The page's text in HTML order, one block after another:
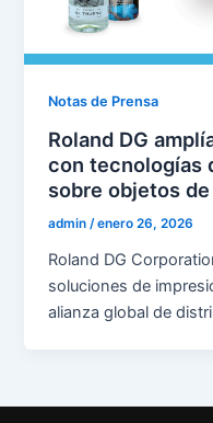
Notas de Prensa
Roland DG
con tecnologías
sobre objetos de
admin/enero 26, 2026
Roland DG
soluciones de
alianza global de